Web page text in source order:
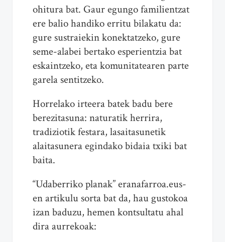
ohitura bat. Gaur egungo familientzat
ere balio handiko erritu bilakatu da:
gure sustraiekin konektatzeko, gure
seme-alabei bertako esperientzia bat
eskaintzeko, eta komunitatearen parte
garela sentitzeko.
Horrelako irteera batek badu bere
berezitasuna: naturatik herrira,
tradiziotik festara, lasaitasunetik
alaitasunera egindako bidaia txiki bat
baita.
“Udaberriko planak” eranafarroa.eus-
en artikulu sorta bat da, hau gustokoa
izan baduzu, hemen kontsultatu ahal
dira aurrekoak: